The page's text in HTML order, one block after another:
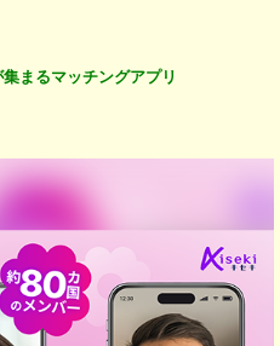
まるマッチングアプリ